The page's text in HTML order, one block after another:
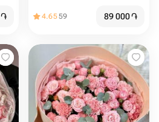
֏ 4.6559 89 000֏